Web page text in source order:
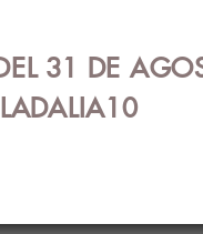
31 DE